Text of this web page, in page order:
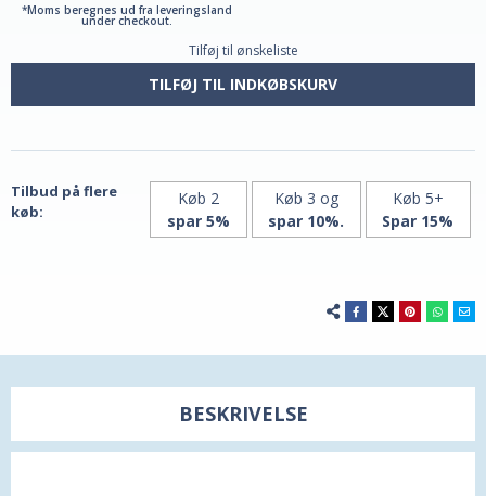
*Moms beregnes ud fra leveringsland
under checkout.
fra
Natrol
Lækkert
fra
Lækkert
Tilføj til ønskeliste
TILFØJ TIL INDKØBSKURV
Tilbud på flere
køb:
Køb 2
spar 5%
Køb 3 og
spar 10%.
Køb 5+
Spar 15%
BESKRIVELSE